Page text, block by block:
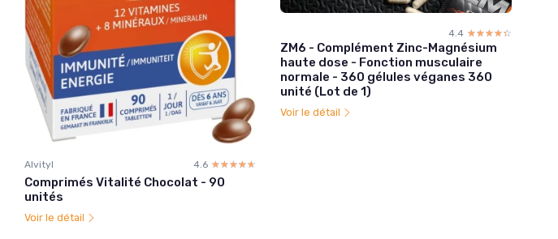
Alvityl 4.6 ☆☆☆☆☆
★★★★★
Comprimés Vitalité Chocolat - 90
unités
Voir le détail
4.4 ☆☆☆☆☆
★★★★★
ZM6 - Complément Zinc-Magnésium
haute dose - Fonction musculaire
normale - 360 gélules véganes 360
unité (Lot de 1)
Voir le détail